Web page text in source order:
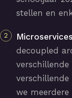
stellen en
decoupled
we